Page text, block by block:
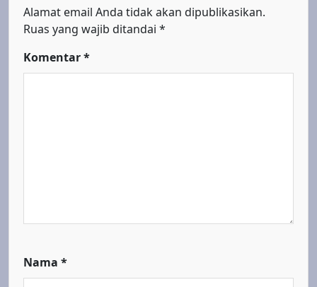
Alamat email Anda tidak akan dipublikasikan.
Ruas yang wajib ditandai *
Komentar*
Nama *